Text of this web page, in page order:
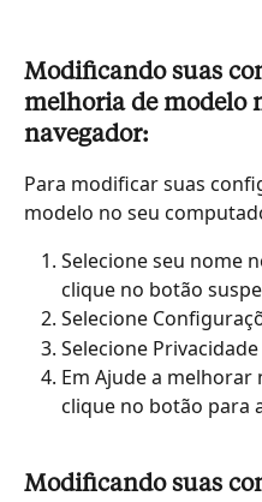
Modificando suas
melhoria de modelo
navegador:
Para modificar suas
modelo no seu
Selecione seu nome
clique no botão
Selecione
Selecione
Em Ajude a melhorar
clique no botão para
Modificando suas